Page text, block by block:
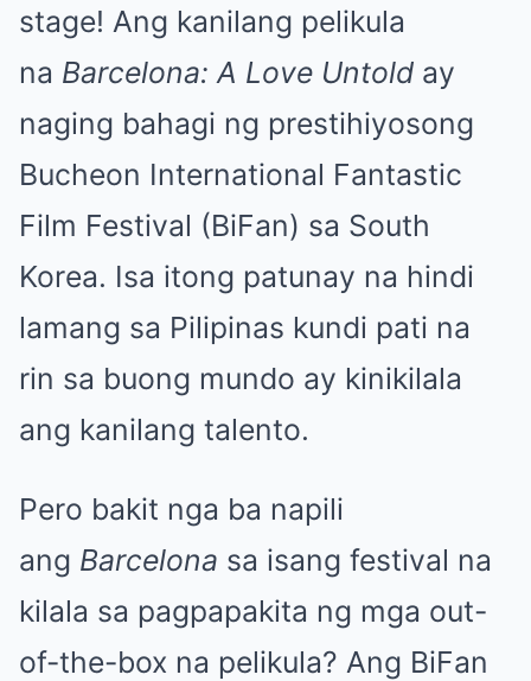
stage! Ang kanilang pelikula
na Barcelona: A Love Untold ay
naging bahagi ng prestihiyosong
Bucheon International Fantastic
Film Festival (BiFan) sa South
Korea. Isa itong patunay na hindi
lamang sa Pilipinas kundi pati na
rin sa buong mundo ay kinikilala
ang kanilang talento.
Pero bakit nga ba napili
ang Barcelona sa isang festival na
kilala sa pagpapakita ng mga out-
of-the-box na pelikula? Ang BiFan